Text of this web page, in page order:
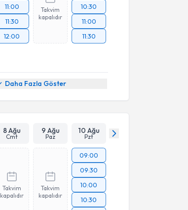
11:00
11:30
12:00
Takvim
kapalıdır
10:30
11:00
11:30
Daha Fazla Göster
8 Ağu
Cmt
9 Ağu
Paz
10 Ağu
Pzt
Takvim
kapalıdır
Takvim
kapalıdır
09:00
09:30
10:00
10:30